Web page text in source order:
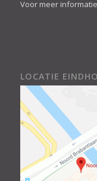
Voor meer
LOCATIE